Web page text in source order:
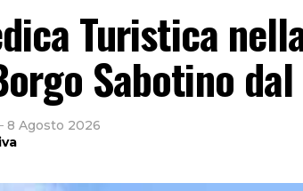
Turistica
Sabotino
8 Agosto 2026